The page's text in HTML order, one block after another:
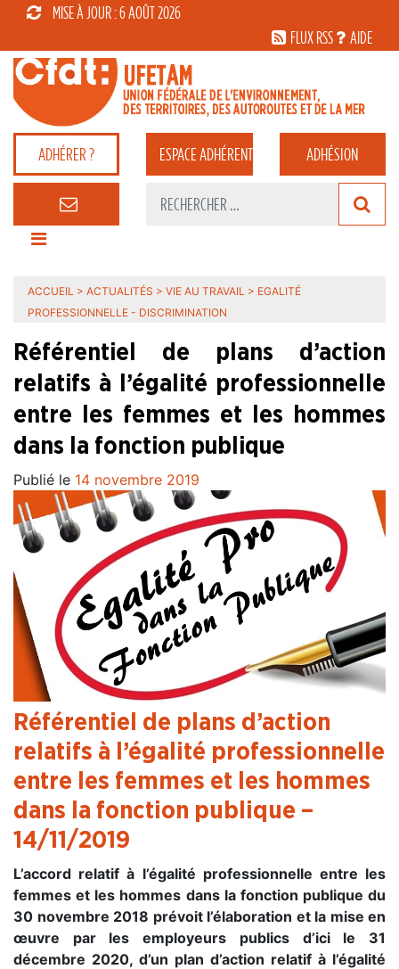
MISE À JOUR : 6 AOÛT 2026
FLUX RSS
AIDE
ADHÉRER ? ESPACEADHÉRENT ADHÉSION
ACCUEIL > ACTUALITÉS > VIE AU TRAVAIL > EGALITÉ
PROFESSIONNELLE - DISCRIMINATION
Référentiel de plans d’action
relatifs à l’égalité professionnelle
entre les femmes et les hommes
dans la fonction publique
Publié le 14 novembre 2019
Référentiel de plans d’action
relatifs à l’égalité professionnelle
entre les femmes et les hommes
dans la fonction publique –
14/11/2019
L’accord relatif à l’égalité professionnelle entre les
femmes et les hommes dans la fonction publique du
30 novembre 2018 prévoit l’élaboration et la mise en
œuvre par les employeurs publics d’ici le 31
décembre 2020, d’un plan d’action relatif à l’égalité